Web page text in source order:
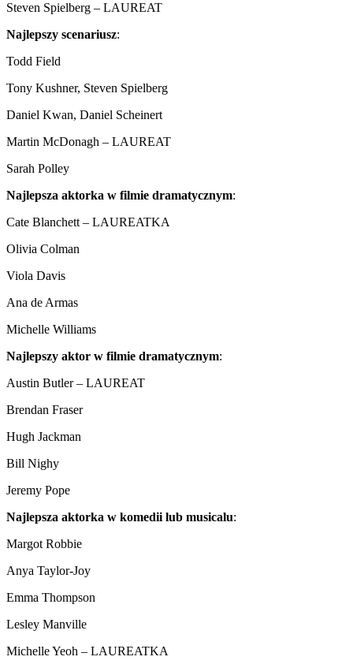
Steven Spielberg – LAUREAT
Najlepszy scenariusz:
Todd Field
Tony Kushner, Steven Spielberg
Daniel Kwan, Daniel Scheinert
Martin McDonagh – LAUREAT
Sarah Polley
Najlepsza aktorka w filmie dramatycznym:
Cate Blanchett – LAUREATKA
Olivia Colman
Viola Davis
Ana de Armas
Michelle Williams
Najlepszy aktor w filmie dramatycznym:
Austin Butler – LAUREAT
Brendan Fraser
Hugh Jackman
Bill Nighy
Jeremy Pope
Najlepsza aktorka w komedii lub musicalu:
Margot Robbie
Anya Taylor-Joy
Emma Thompson
Lesley Manville
Michelle Yeoh – LAUREATKA